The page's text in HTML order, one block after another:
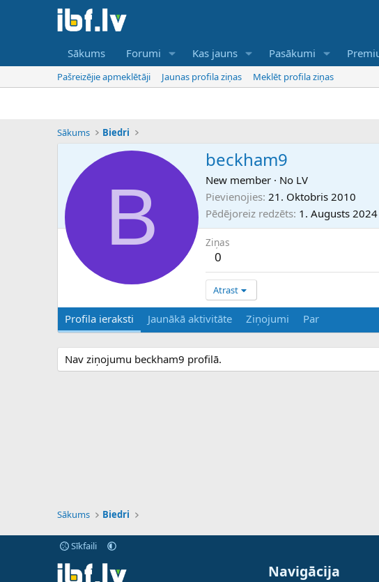
Sākums Forumi Kas jauns Pasākumi
Pašreizējie apmeklētāji Jaunas profila ziņas Meklēt profila ziņas
Sākums Biedri
B
beckham9
New member · No LV
Pievienojies 21. Oktobris 2010
Pēdējoreiz redzēts 1. Augusts 2024
Ziņas
0
Atrast
Profila ieraksti Jaunākā aktivitāte Ziņojumi Par
Nav ziņojumu beckham9 profilā.
Sākums Biedri
Sīkfaili
Navigācija